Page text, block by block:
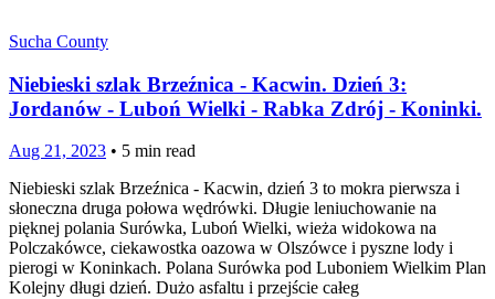
Sucha County
Niebieski szlak Brzeźnica - Kacwin. Dzień 3:
Jordanów - Luboń Wielki - Rabka Zdrój - Koninki.
Aug 21, 2023 • 5 min read
Niebieski szlak Brzeźnica - Kacwin, dzień 3 to mokra pierwsza i
słoneczna druga połowa wędrówki. Długie leniuchowanie na
pięknej polania Surówka, Luboń Wielki, wieża widokowa na
Polczakówce, ciekawostka oazowa w Olszówce i pyszne lody i
pierogi w Koninkach. Polana Surówka pod Luboniem Wielkim Plan
Kolejny długi dzień. Dużo asfaltu i przejście całeg